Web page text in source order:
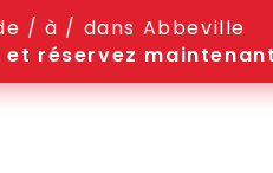
/ à / dans Abbeville
et réservez